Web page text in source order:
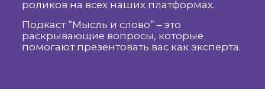
роликов на всех наших платформах.
Подкаст “Мысль и слово” – это
раскрывающие вопросы, которые
помогают презентовать вас как эксперта.